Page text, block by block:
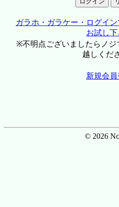
ガラホ・ガラケー・ログイ
お試し下
※不明点ございましたらノジ
越しくだ
新規会
© 2026